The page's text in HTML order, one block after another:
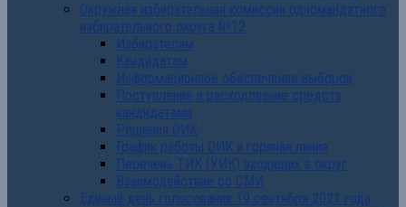
Окружная избирательная комиссия одномандатного
избирательного округа №12
Избирателям
Кандидатам
Информационное обеспечение выборов
Поступление и расходование средств
кандидатами
Решения ОИК
График работы ОИК и горячая линия
Перечень ТИК (УИК) входящих в округ
Взаимодействие со СМИ
Единый день голосования 19 сентября 2021 года